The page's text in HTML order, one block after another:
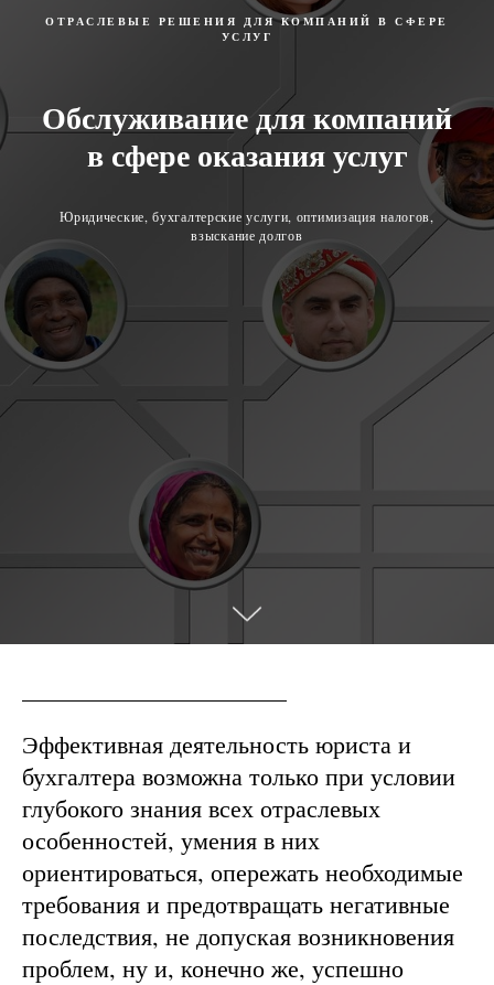
ОТРАСЛЕВЫЕ РЕШЕНИЯ ДЛЯ КОМПАНИЙ В СФЕРЕ
УСЛУГ
Обслуживание для компаний
в сфере оказания услуг
Юридические, бухгалтерские услуги, оптимизация налогов,
взыскание долгов
Эффективная деятельность юриста и
бухгалтера возможна только при условии
глубокого знания всех отраслевых
особенностей, умения в них
ориентироваться, опережать необходимые
требования и предотвращать негативные
последствия, не допуская возникновения
проблем, ну и, конечно же, успешно